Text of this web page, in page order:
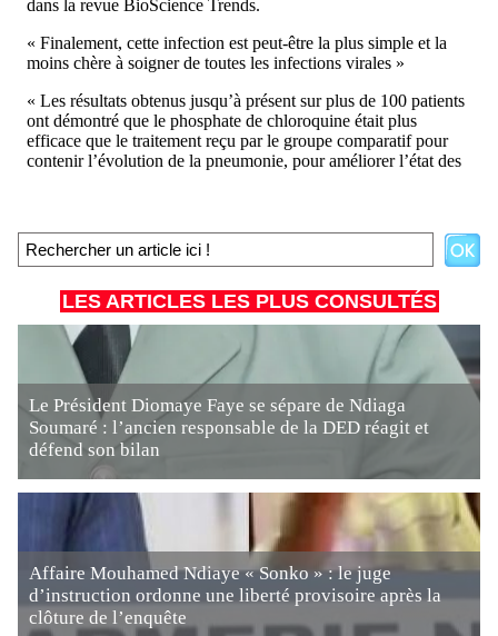
LES ARTICLES LES PLUS CONSULTÉS
Le Président Diomaye Faye se sépare de Ndiaga
Soumaré : l’ancien responsable de la DED réagit et
défend son bilan
Affaire Mouhamed Ndiaye « Sonko » : le juge
d’instruction ordonne une liberté provisoire après la
clôture de l’enquête